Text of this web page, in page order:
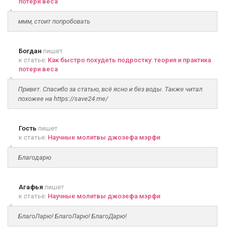
ммм, стоит попробовать
Богдан пишет
к статье: Как быстро похудеть подростку: теория и практика
потери веса
Привет. Спасибо за статью, всё ясно и без воды. Также читал
похожее на https://save24.me/
Гость пишет
к статье: Научные молитвы джозефа мэрфи
Благодарю
Агафья пишет
к статье: Научные молитвы джозефа мэрфи
БлагоЛарю! БлагоЛарю! БлагоДарю!